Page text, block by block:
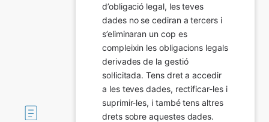
Imatge
d’obligació legal, les teves
dades no se cediran a tercers i
s’eliminaran un cop es
compleixin les obligacions legals
derivades de la gestió
sol·licitada. Tens dret a accedir
a les teves dades, rectificar-les i
suprimir-les, i també tens altres
drets sobre aquestes dades.